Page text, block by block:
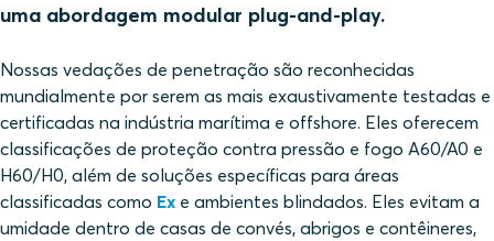
uma abordagem modular plug-and-play.
Nossas vedações de penetração são reconhecidas
mundialmente por serem as mais exaustivamente testadas e
certificadas na indústria marítima e offshore. Eles oferecem
classificações de proteção contra pressão e fogo A60/A0 e
H60/H0, além de soluções específicas para áreas
classificadas como Ex e ambientes blindados. Eles evitam a
umidade dentro de casas de convés, abrigos e contêineres,